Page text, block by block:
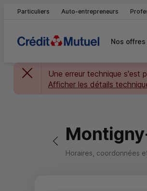
Particuliers Auto-entrepreneurs
Nos offres
Une erreur technique s'est
Afficher les détails
Retour vers la page
Horaires, coordonnées